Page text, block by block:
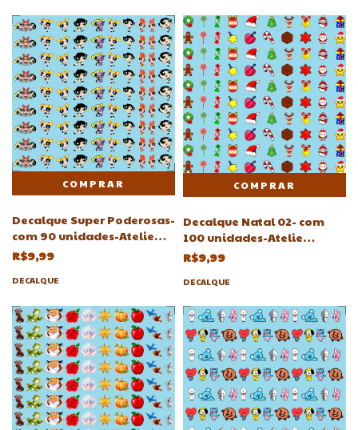
Decalque Super Poderosas-
com 90 unidades-Atelie
Adriartes
R$9,99
DECALQUE
Decalque Natal 02- com
100 unidades-Atelie
Adriartes -com 8mm
R$9,99
DECALQUE